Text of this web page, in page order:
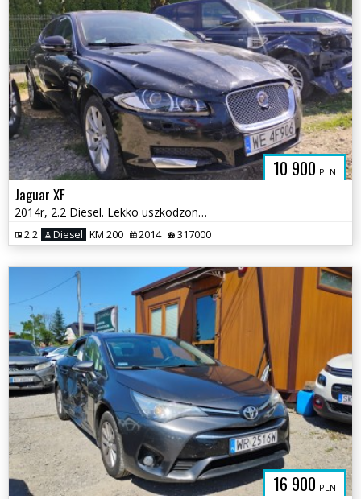
10 900 PLN
Jaguar XF
2014r, 2.2 Diesel. Lekko uszkodzony przód.
2.2 Diesel KM 200 2014 317000
16 900 PLN